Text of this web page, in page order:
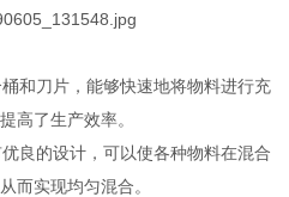
和刀片，能够快速地将物料进行充
高了生产效率。
良的设计，可以使各种物料在混合
而实现均匀混合。